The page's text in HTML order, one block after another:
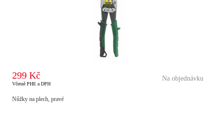
299 Kč
Včetně PHE a DPH
Na objednávku
Nůžky na plech, pravé